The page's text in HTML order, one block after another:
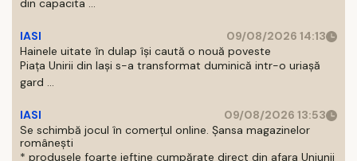
din capacita ...
IASI
09/08/2026 14:13
Hainele uitate în dulap îşi caută o nouă poveste
Piaţa Unirii din Iaşi s-a transformat duminică intr-o uriaşă
gard ...
IASI
09/08/2026 13:53
Se schimbă jocul în comerțul online. Șansa magazinelor
românești
* produsele foarte ieftine cumpărate direct din afara Uniunii